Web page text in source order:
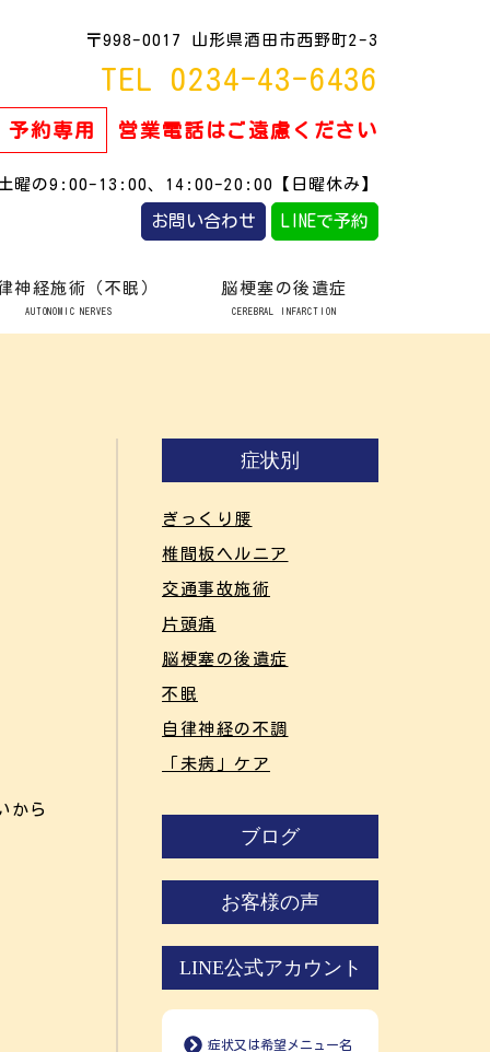
〒998-0017 山形県酒田市西野町2-3
TEL 0234-43-6436
予約専用 営業電話はご遠慮ください
曜の9:00-13:00、14:00-20:00【日曜休み】
お問い合わせ LINEで予約
神経施術（不眠）
AUTONOMIC NERVES
脳梗塞の後遺症
CEREBRAL INFARCTION
から
症状別
ぎっくり腰
椎間板ヘルニア
交通事故施術
片頭痛
脳梗塞の後遺症
不眠
自律神経の不調
「未病」ケア
ブログ
お客様の声
LINE公式アカウント
症状又は希望メニュー名